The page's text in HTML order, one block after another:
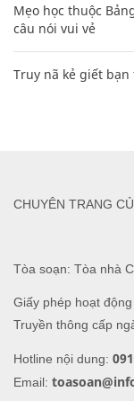
Mẹo học thuộc
câu nói vui vẻ
Truy nã kẻ giết
Tòa soạn: Tòa nhà
Giấy phép hoạt
Truyền thông cấp
Hotline nội dung:
Email:
CHUYÊN TRANG